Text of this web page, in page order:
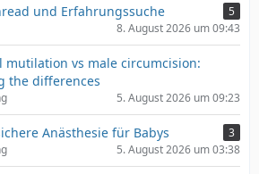
und Erfahrungssuche
5
8. August 2026 um 09:43
mutilation vs male circumcision:
the differences
5. August 2026 um 09:23
Anästhesie für Babys
3
5. August 2026 um 03:38